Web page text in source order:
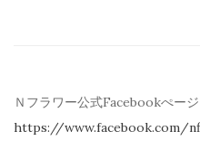
Ｎフラワー公式Facebookぺージ
https://www.facebook.com/